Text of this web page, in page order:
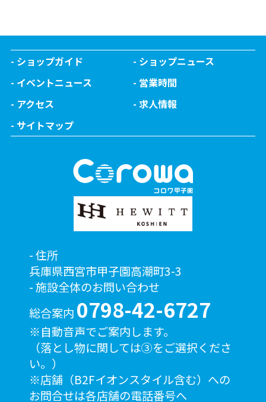
ショップガイド
ショップニュース
イベントニュース
営業時間
アクセス
求人情報
サイトマップ
住所
兵庫県西宮市甲子園高潮町3-3
施設全体のお問い合わせ
総合案内 0798-42-6727
※自動音声でご案内します。
（落とし物に関しては③をご選択くださ
い。）
※店舗（B2Fイオンスタイル含む）への
お問合せは各店舗の電話番号へ